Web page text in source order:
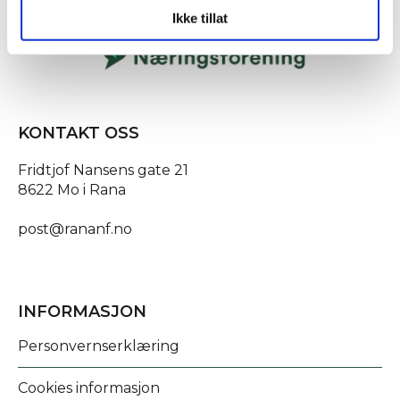
Ikke tillat
KONTAKT OSS
Fridtjof Nansens gate 21
8622 Mo i Rana
post@rananf.no
INFORMASJON
Personvernserklæring
Cookies informasjon